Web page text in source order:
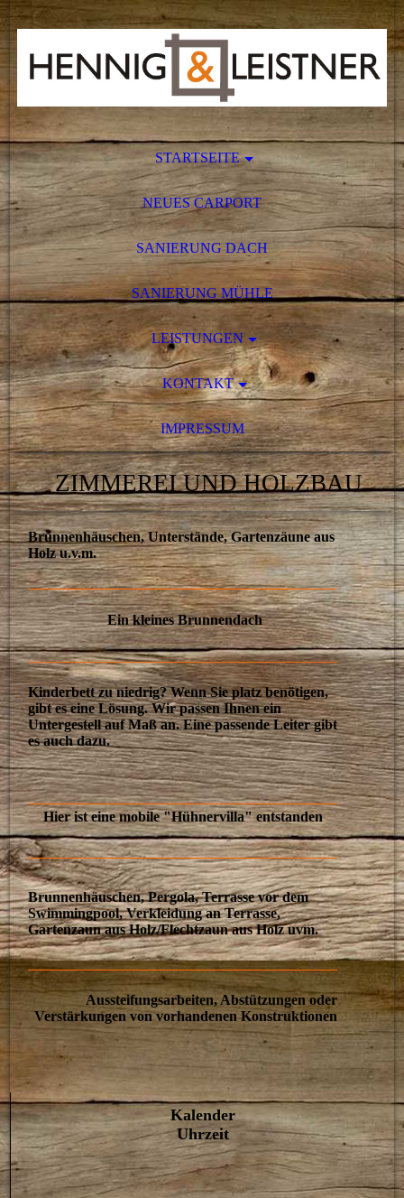
STARTSEITE
NEUES CARPORT
SANIERUNG DACH
SANIERUNG MÜHLE
LEISTUNGEN
KONTAKT
IMPRESSUM
ZIMMEREI UND HOLZBAU
Brunnenhäuschen, Unterstände, Gartenzäune aus
Holz u.v.m.
Ein kleines Brunnendach
Kinderbett zu niedrig?Wenn Sie platz benötigen,
gibt es eine Lösung. Wir passen Ihnen ein
Untergestell auf Maß an. Eine passende Leiter gibt
es auch dazu.
Hier ist eine mobile "Hühnervilla" entstanden
Brunnenhäuschen, Pergola, Terrasse vor dem
Swimmingpool, Verkleidung an Terrasse,
Gartenzaun aus Holz/Flechtzaun aus Holz uvm.
Aussteifungsarbeiten, Abstützungen oder
Verstärkungen von vorhandenen Konstruktionen